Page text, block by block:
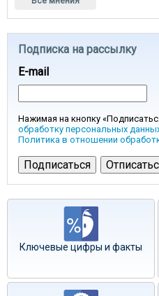
Подписка на рассылку
E-mail
Нажимая на кнопку
обработку персональных
Политика в отношении
Ключевые цифры и факты